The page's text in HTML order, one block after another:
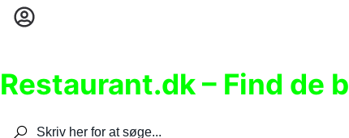
Restaurant.dk – Find de